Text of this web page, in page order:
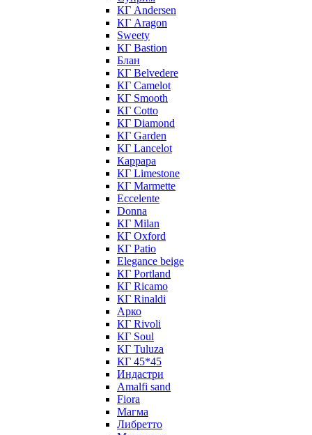
КГ Andersen
КГ Aragon
Sweety
КГ Bastion
Блан
КГ Belvedere
КГ Camelot
КГ Smooth
КГ Cotto
КГ Diamond
КГ Garden
КГ Lancelot
Каррара
КГ Limestone
КГ Marmette
Eccelente
Donna
КГ Milan
КГ Oxford
КГ Patio
Elegance beige
КГ Portland
КГ Ricamo
КГ Rinaldi
Арко
КГ Rivoli
КГ Soul
КГ Tuluza
КГ 45*45
Индастри
Amalfi sand
Fiora
Магма
Либретто